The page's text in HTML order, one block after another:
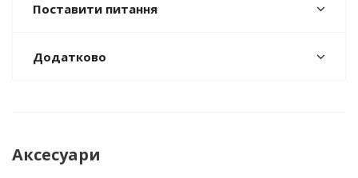
Поставити питання
Додатково
Аксесуари